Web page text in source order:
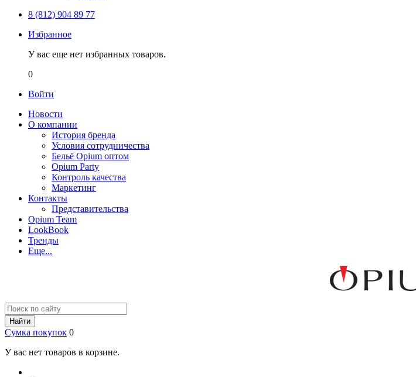
8 (812) 904 89 77
Избранное
У вас еще нет избранных товаров.
0
Войти
Новости
О компании
История бренда
Условия сотрудничества
Бельё Opium оптом
Opium Party
Контроль качества
Маркетинг
Контакты
Представительства
Opium Team
LookBook
Тренды
Еще...
Найти
Сумка покупок 0
У вас нет товаров в корзине.